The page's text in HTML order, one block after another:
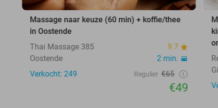
Massage naar keuze (60 min) + koffie/thee
in Oostende
Thai Massage 385
9.7
Oostende
2 min.
Verkocht: 249
Regulier €65
€49